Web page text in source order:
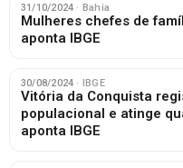
31/10/2024 · Bahia
Mulheres chefes de
aponta IBGE
30/08/2024 · IBGE
Vitória da Conquista
populacional e atinge
aponta IBGE